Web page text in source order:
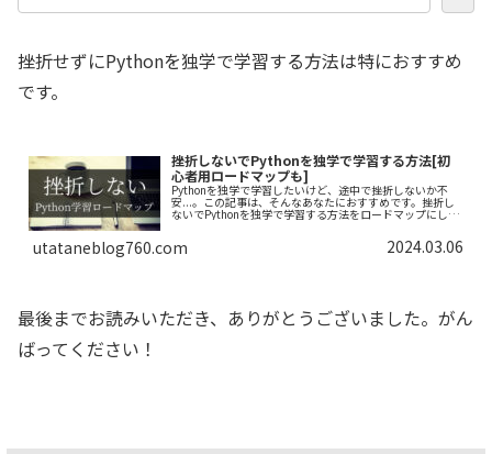
挫折せずにPythonを独学で学習する方法は特におすすめ
です。
挫折しないでPythonを独学で学習する方法[初
心者用ロードマップも]
Pythonを独学で学習したいけど、途中で挫折しないか不
安...。この記事は、そんなあなたにおすすめです。挫折し
ないでPythonを独学で学習する方法をロードマップにしま
utataneblog760.com 2024.03.06
最後までお読みいただき、ありがとうございました。がん
ばってください！